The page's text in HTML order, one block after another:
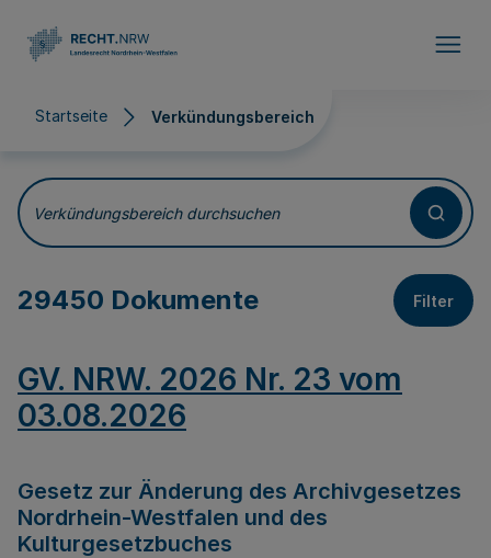
Startseite Verkündungsbereich
Verkündungsbereich
Verkündungsbereich durchsuchen
29450 Dokumente Filter
GV. NRW. 2026 Nr. 23 vom
03.08.2026
Gesetz zur Änderung des Archivgesetzes
Nordrhein-Westfalen und des
Kulturgesetzbuches